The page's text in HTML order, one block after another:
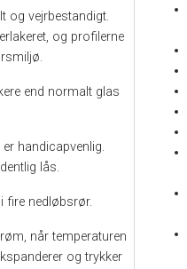
og vejrbestandigt.
og profilerne
end normalt glas
handicapvenlig.
lås.
fire nedløbsrør.
når temperaturen
og trykker